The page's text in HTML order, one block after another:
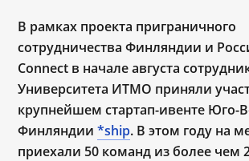
В рамках проекта приграничного
сотрудничества Финляндии и
Connect в начале августа
Университета ИТМО приняли
крупнейшем стартап-ивенте Юго-
Финляндии*ship. В этом году на
приехали 50 команд из более чем